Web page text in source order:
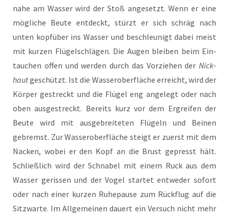
nahe am Was­ser wird der Stoß ange­setzt. Wenn er eine
mög­li­che Beu­te ent­deckt, stürzt er sich schräg nach
unten kopf­über ins Was­ser und beschleu­nigt dabei meist
mit kur­zen Flü­gel­schlä­gen. Die Augen blei­ben beim Ein­
tau­chen offen und wer­den durch das Vor­zie­hen der Nick­
hautgeschützt. Ist die Was­ser­ober­flä­che erreicht, wird der
Kör­per gestreckt und die Flü­gel eng ange­legt oder nach
oben aus­ge­streckt. Bereits kurz vor dem Ergrei­fen der
Beu­te wird mit aus­ge­brei­te­ten Flü­geln und Bei­nen
gebremst. Zur Was­ser­ober­flä­che steigt er zuerst mit dem
Nacken, wobei er den Kopf an die Brust gepresst hält.
Schließ­lich wird der Schna­bel mit einem Ruck aus dem
Was­ser geris­sen und der Vogel star­tet ent­we­der sofort
oder nach einer kur­zen Ruhe­pau­se zum Rück­flug auf die
Sitz­war­te. Im All­ge­mei­nen dau­ert ein Ver­such nicht mehr